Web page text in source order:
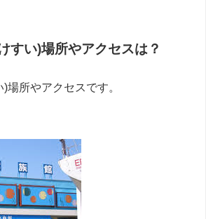
すい)場所やアクセスは？
場所やアクセスです。